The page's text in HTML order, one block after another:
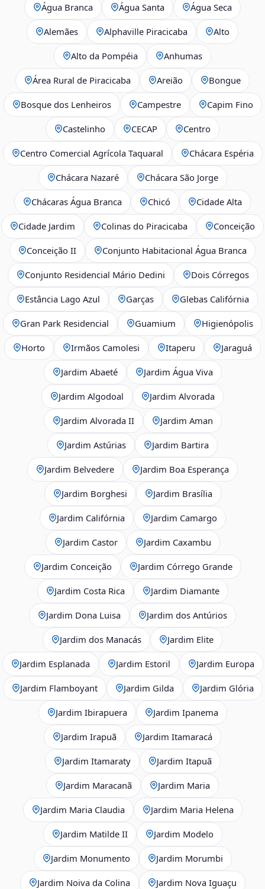
Água Branca Água Santa Água Seca
Alemães Alphaville Piracicaba Alto
Alto da Pompéia Anhumas
Área Rural de Piracicaba Areião Bongue
Bosque dos Lenheiros Campestre Capim Fino
Castelinho CECAP Centro
Centro Comercial Agrícola Taquaral Chácara Espéria
Chácara Nazaré Chácara São Jorge
Chácaras Água Branca Chicó Cidade Alta
Cidade Jardim Colinas do Piracicaba Conceição
Conceição II Conjunto Habitacional Água Branca
Conjunto Residencial Mário Dedini Dois Córregos
Estância Lago Azul Garças Glebas Califórnia
Gran Park Residencial Guamium Higienópolis
Horto Irmãos Camolesi Itaperu Jaraguá
Jardim Abaeté Jardim Água Viva
Jardim Algodoal Jardim Alvorada
Jardim Alvorada II Jardim Aman
Jardim Astúrias Jardim Bartira
Jardim Belvedere Jardim Boa Esperança
Jardim Borghesi Jardim Brasília
Jardim Califórnia Jardim Camargo
Jardim Castor Jardim Caxambu
Jardim Conceição Jardim Córrego Grande
Jardim Costa Rica Jardim Diamante
Jardim Dona Luisa Jardim dos Antúrios
Jardim dos Manacás Jardim Elite
Jardim Esplanada Jardim Estoril Jardim Europa
Jardim Flamboyant Jardim Gilda Jardim Glória
Jardim Ibirapuera Jardim Ipanema
Jardim Irapuã Jardim Itamaracá
Jardim Itamaraty Jardim Itapuã
Jardim Maracanã Jardim Maria
Jardim Maria Claudia Jardim Maria Helena
Jardim Matilde II Jardim Modelo
Jardim Monumento Jardim Morumbi
Jardim Noiva da Colina Jardim Nova Iguaçu